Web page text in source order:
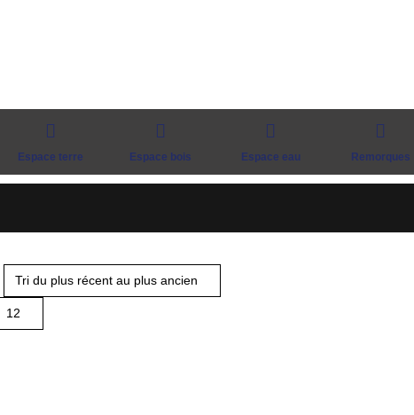
Espace terre Espace bois Espace eau Remorques